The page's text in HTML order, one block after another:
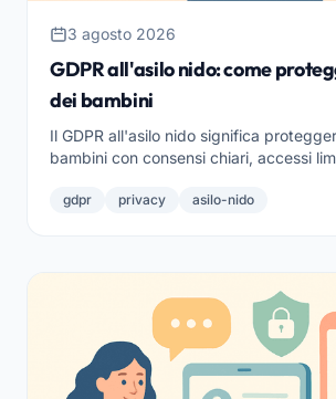
3 agosto 2026
GDPR all'asilo nido: come
dei bambini
Il GDPR all'asilo nido significa
bambini con consensi chiari, accessi
norma.
gdpr privacy asilo-nido